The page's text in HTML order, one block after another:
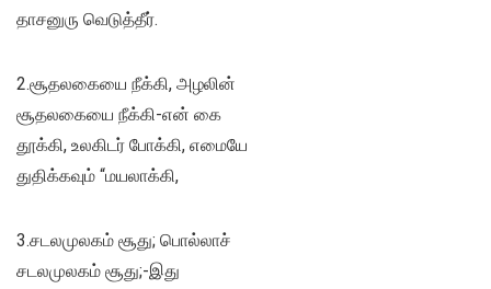
தாசனுரு வெடுத்தீர்.
2.சூதலகையை நீக்கி, அழலின்
சூதலகையை நீக்கி-என் கை
தூக்கி, உலகிடர் போக்கி, எமையே
துதிக்கவும் “மயலாக்கி,
3.சடலமுலகம் சூது; பொல்லாச்
சடலமுலகம் சூது;-இது